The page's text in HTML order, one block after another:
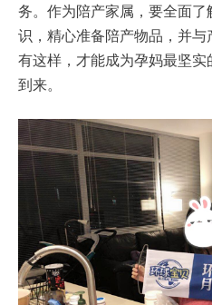
务。作为陪产家属，要全面
识，精心准备陪产物品，并与
有这样，才能成为孕妈最坚
到来。